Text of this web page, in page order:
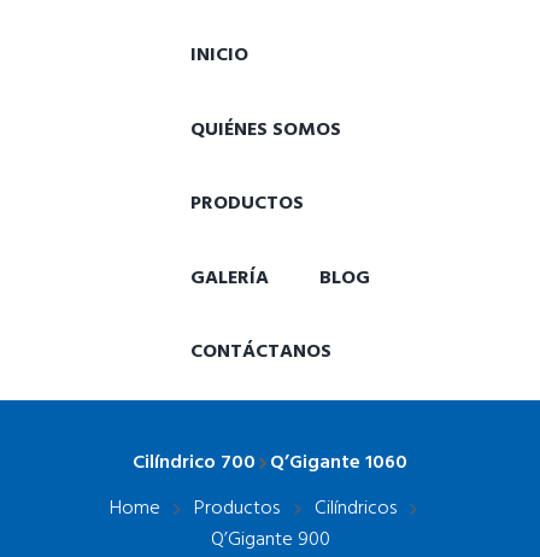
INICIO
QUIÉNES SOMOS
PRODUCTOS
GALERÍA BLOG
CONTÁCTANOS
Cilíndrico 700 Q’Gigante 1060
Home
Productos
Cilíndricos
Q’Gigante 900